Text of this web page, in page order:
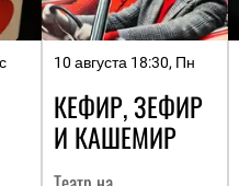
10 августа 18:30, Пн
КЕФИР, ЗЕФИР
И КАШЕМИР